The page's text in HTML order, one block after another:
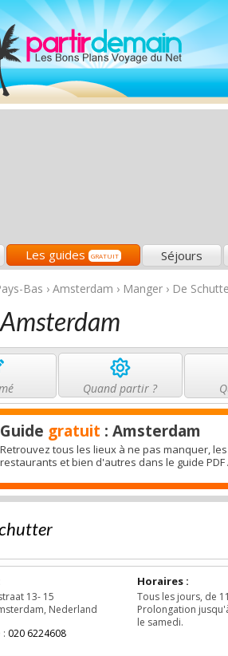
Les guides GRATUIT Séjours
Bas › Amsterdam › Manger › De
Quand partir ?
Guide gratuit : Amsterdam
Retrouvez tous les lieux à ne pas manquer,
restaurants et bien d'autres dans le guide PDF
13- 15
Nederland
: 020 6224608
Horaires :
Tous les jours, de
Prolongation
le samedi.